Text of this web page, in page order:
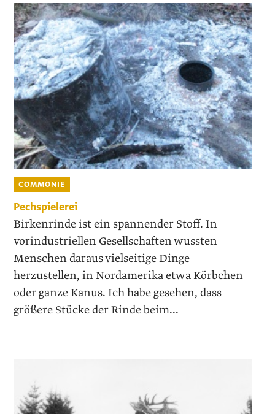
COMMONIE
Pechspielerei
Birkenrinde ist ein spannender Stoff. In
vorindustriellen Gesellschaften wussten
Menschen daraus vielseitige Dinge
herzustellen, in Nordamerika etwa Körbchen
oder ganze Kanus. Ich habe gesehen, dass
größere Stücke der Rinde beim...